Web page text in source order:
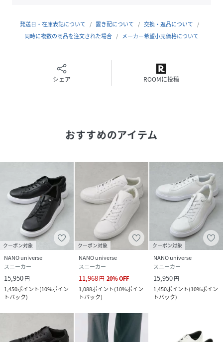
■カラー展開
・スタイリングを選ばないホワイトとブラックの2色展開
・キレイめなセットアップと合わせたスタイルがおすすめ
・デニムなどカジュアルなシーンにも活躍
ざいます。予めご了承いただき、ご使用の際にはご注意くだ
と仕様やサイズが異なる場合がございます。予約時は生産の
都合上、お届け予定時期が前後する場合もございますので、
予めご了承下さい。
※光の当たり具合や撮影環境により色味が異なる場合がござ
います。正しい色味はスタジオ画像の色味をご参照くださ
い。
◆お気に入り登録でアイテム情報をゲット◆
気になるアイテムをお気に入り登録して、あなただけの欲し
いものリストを作成！
いち早く特典情報をゲットして、お買い物をよりお楽しみく
性別タイプ メンズ
発送日・在庫表記について 置き配について
交換・返品について
同時に複数の商品を注文された場合
メーカー希望小売価格について
シェア ROOMに投稿
おすすめのアイテム
クーポン対象
NANO universe
スニーカー
15,950円
1,450ポイント(10%ポイン
トバック)
クーポン対象
NANO universe
スニーカー
11,968円 20%OFF
1,088ポイント(10%ポイン
トバック)
クーポン対象
NANO universe
スニーカー
15,950円
1,450ポイント(10%ポイン
トバック)